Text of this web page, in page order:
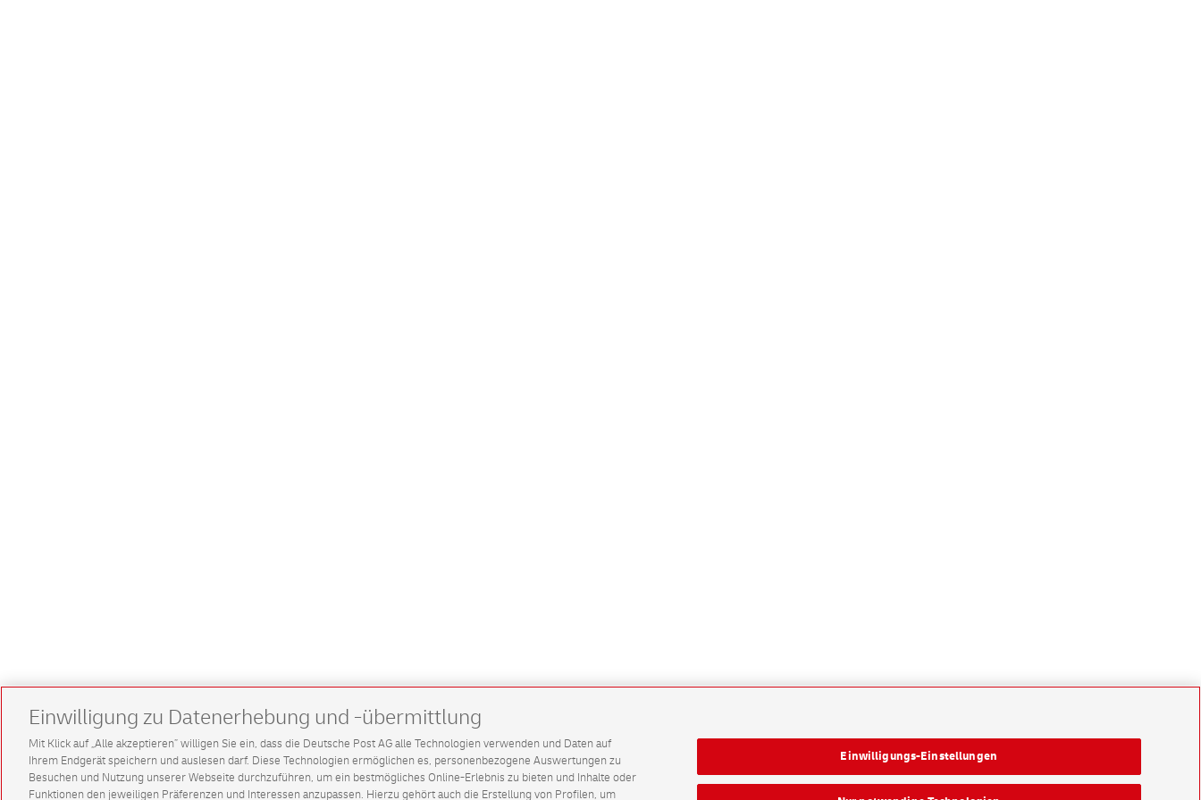
Einwilligung zu Datenerhebung und -übermittlung
Mit Klick auf „Alle akzeptieren” willigen Sie ein, dass die Deutsche Post AG alle Technologien verwenden und Daten auf
Ihrem Endgerät speichern und auslesen darf. Diese Technologien ermöglichen es, personenbezogene Auswertungen zu
Besuchen und Nutzung unserer Webseite durchzuführen, um ein bestmögliches Online-Erlebnis zu bieten und Inhalte oder
Funktionen den jeweiligen Präferenzen und Interessen anzupassen. Hierzu gehört auch die Erstellung von Profilen, um
Einwilligungs-Einstellungen